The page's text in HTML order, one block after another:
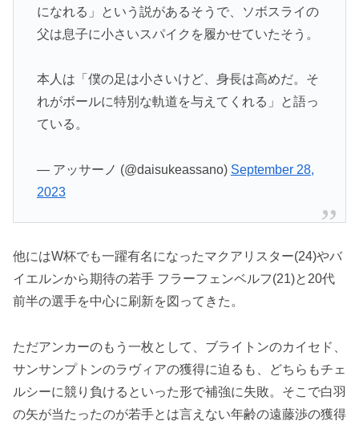
になれる」という説があるそうで、ソボスライの
父は息子に小さいスパイクを履かせていたそう。
本人は「僕の足は小さいけど、身長は高めだ。そ
れがボールに特別な軌道を与えてくれる」と語っ
ている。
— アッサーノ (@daisukeassano) September 28,
2023
他にはW杯でも一躍有名になったマクアリスター(24)やバ
イエルンから期待の若手 フラーフェンベルフ(21)と20代
前半の選手を中心に刷新を図ってきた。
ただアンカーのもう一枚として、ブライトンのカイセド、
サンサンプトンのラヴィアの獲得に迫るも、どちらもチェ
ルシーに競り負けるといった形で補強に失敗。そこで白羽
の矢が当たったのが若手とは言えない年齢の遠藤渉の獲得